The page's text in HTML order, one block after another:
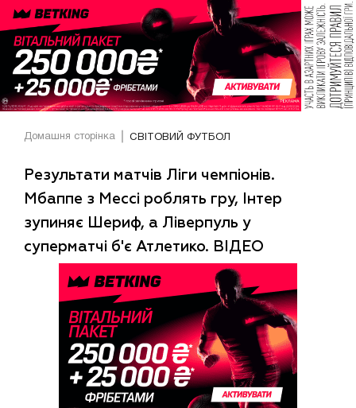
Домашня сторінка СВІТОВИЙ ФУТБОЛ
Результати матчів Ліги чемпіонів.
Мбаппе з Мессі роблять гру, Інтер
зупиняє Шериф, а Ліверпуль у
суперматчі б'є Атлетико. ВІДЕО